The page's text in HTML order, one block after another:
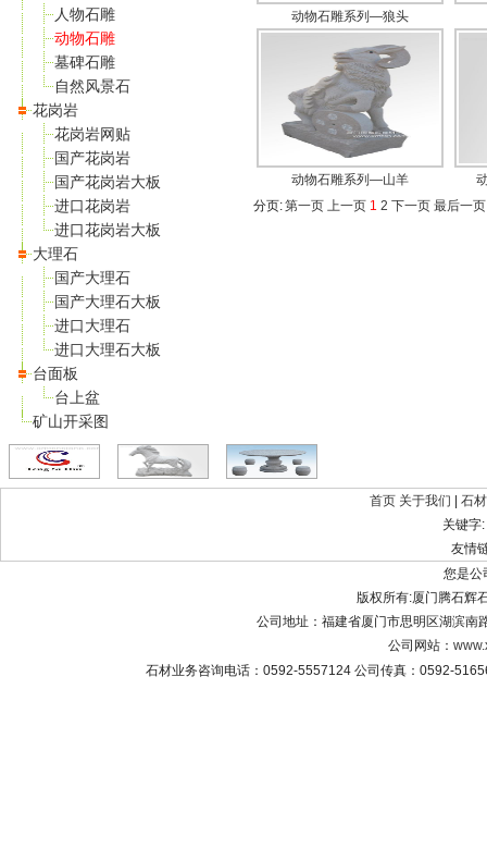
人物石雕
动物石雕
墓碑石雕
自然风景石
花岗岩
花岗岩网贴
国产花岗岩
国产花岗岩大板
进口花岗岩
进口花岗岩大板
大理石
国产大理石
国产大理石大板
进口大理石
进口大理石大板
台面板
台上盆
矿山开采图
动物石雕系列—狼头
动物石雕系列—山羊
分页:第一页 上一页 1 2 下一页 最后一页
首页 关于我们
石
关键字:
友
您是公
版权所有:厦门腾石辉
公司地址：福建省厦门市思明区湖滨
公司网站：
石材业务咨询电话：0592-5557124 公司传真：0592-